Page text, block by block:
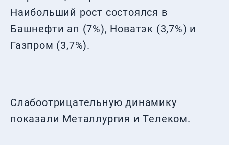
Наибольший рост состоялся в
Башнефти ап (7%), Новатэк (3,7%) и
Газпром (3,7%).
Слабоотрицательную динамику
показали Металлургия и Телеком.